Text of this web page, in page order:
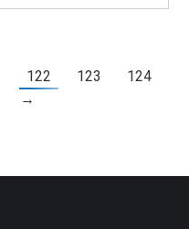
122 123
124
→